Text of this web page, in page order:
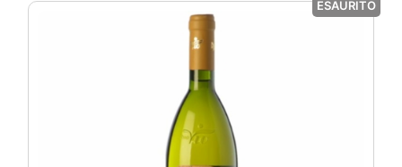
ESAURITO